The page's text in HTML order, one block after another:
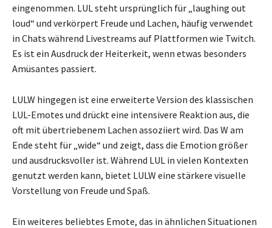
eingenommen. LUL steht ursprünglich für „laughing out
loud“ und verkörpert Freude und Lachen, häufig verwendet
in Chats während Livestreams auf Plattformen wie Twitch.
Es ist ein Ausdruck der Heiterkeit, wenn etwas besonders
Amüsantes passiert.
LULW hingegen ist eine erweiterte Version des klassischen
LUL-Emotes und drückt eine intensivere Reaktion aus, die
oft mit übertriebenem Lachen assoziiert wird. Das W am
Ende steht für „wide“ und zeigt, dass die Emotion größer
und ausdrucksvoller ist. Während LUL in vielen Kontexten
genutzt werden kann, bietet LULW eine stärkere visuelle
Vorstellung von Freude und Spaß.
Ein weiteres beliebtes Emote, das in ähnlichen Situationen